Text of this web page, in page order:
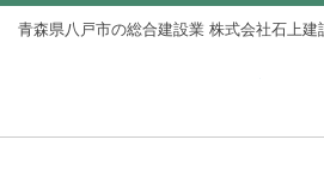
青森県八戸市の総合建設業 株式会社石上建